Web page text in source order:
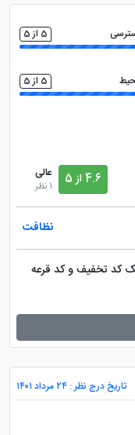
5 از 5
5 از 5
4.6 از 5
عالی
1 نظر
نظافت
کد تخفیف و کد قرعه
تاریخ درج نظر : ۲۴ مرداد ۱۴۰۱